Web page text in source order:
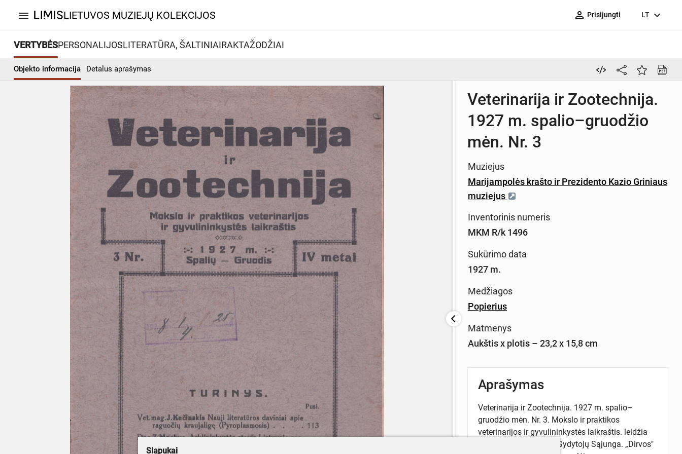
menu LIETUVOS MUZIEJŲ KOLEKCIJOS person_outline Prisijungti LT expand_more
VERTYBĖSPERSONALIJOSLITERATŪRA, ŠALTINIAIRAKTAŽODŽIAI
Objekto informacija Detalus aprašymas
Veterinarija ir Zootechnija.
1927 m. spalio–gruodžio
mėn. Nr. 3
Muziejus
Marijampolės krašto ir Prezidento Kazio Griniaus
muziejus
Inventorinis numeris
MKM R/k 1496
Sukūrimo data
1927 m.
Medžiagos
Popierius
Matmenys
Aukštis x plotis – 23,2 x 15,8 cm
Aprašymas
Veterinarija ir Zootechnija. 1927 m. spalio–
gruodžio mėn. Nr. 3. Mokslo ir praktikos
veterinarijos ir gyvulininkystės laikraštis. leidžia
Lietuvos Veterinarijos Gydytojų Sąjunga. „Dirvos"
Slapukai